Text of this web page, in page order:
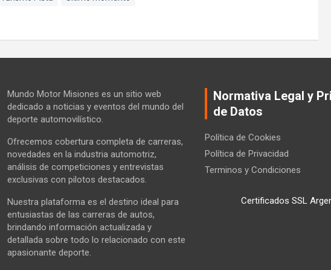
Mundo Motor Misiones es un sitio web
dedicado a noticias y eventos del mundo del
deporte automovilístico.
Ofrecemos cobertura completa de carreras,
novedades en la industria automotriz,
análisis de competiciones y entrevistas
exclusivas con pilotos destacados.
Nuestra plataforma es el destino ideal para
entusiastas de las carreras de autos,
brindando información actualizada y
detallada sobre todo lo relacionado con este
apasionante deporte.
Normativa Legal y
de Datos
Política de Cookies
Política de Privacidad
Terminos y Condiciones
Certificados SSL